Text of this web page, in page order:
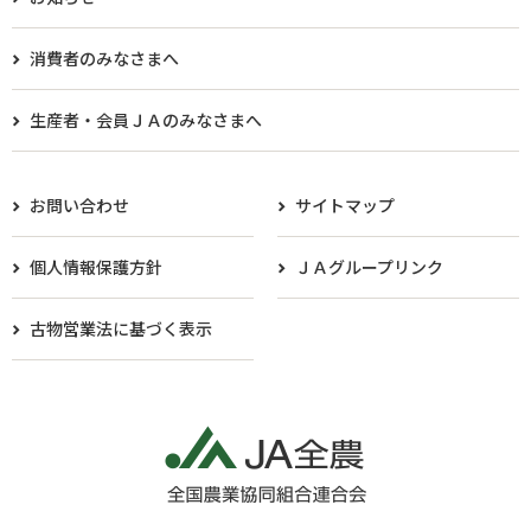
消費者のみなさまへ
生産者・会員ＪＡのみなさまへ​
お問い合わせ サイトマップ
個人情報保護方針 ＪＡグループリンク
古物営業法に基づく表示